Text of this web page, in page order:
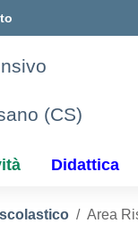
(CS)
Didattica
Area